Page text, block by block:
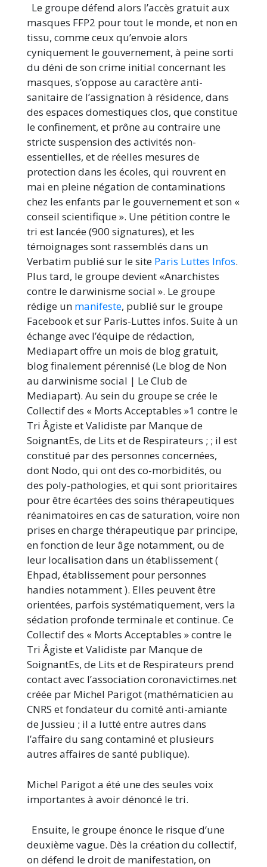
Le groupe défend alors l’accès gratuit aux
masques FFP2 pour tout le monde, et non en
tissu, comme ceux qu’envoie alors
cyniquement le gouvernement, à peine sorti
du déni de son crime initial concernant les
masques, s’oppose au caractère anti-
sanitaire de l’assignation à résidence, dans
des espaces domestiques clos, que constitue
le confinement, et prône au contraire une
stricte suspension des activités non-
essentielles, et de réelles mesures de
protection dans les écoles, qui rouvrent en
mai en pleine négation de contaminations
chez les enfants par le gouvernement et son «
conseil scientifique ». Une pétition contre le
tri est lancée (900 signatures), et les
témoignages sont rassemblés dans un
Verbatim publié sur le site Paris Luttes Infos.
Plus tard, le groupe devient «Anarchistes
contre le darwinisme social ». Le groupe
rédige un manifeste, publié sur le groupe
Facebook et sur Paris-Luttes infos. Suite à un
échange avec l’équipe de rédaction,
Mediapart offre un mois de blog gratuit,
blog finalement pérennisé (Le blog de Non
au darwinisme social | Le Club de
Mediapart). Au sein du groupe se crée le
Collectif des « Morts Acceptables »1 contre le
Tri Âgiste et Validiste par Manque de
SoignantEs, de Lits et de Respirateurs ; ; il est
constitué par des personnes concernées,
dont Nodo, qui ont des co-morbidités, ou
des poly-pathologies, et qui sont prioritaires
pour être écartées des soins thérapeutiques
réanimatoires en cas de saturation, voire non
prises en charge thérapeutique par principe,
en fonction de leur âge notamment, ou de
leur localisation dans un établissement (
Ehpad, établissement pour personnes
handies notamment ). Elles peuvent être
orientées, parfois systématiquement, vers la
sédation profonde terminale et continue. Ce
Collectif des « Morts Acceptables » contre le
Tri Âgiste et Validiste par Manque de
SoignantEs, de Lits et de Respirateurs prend
contact avec l’association coronavictimes.net
créée par Michel Parigot (mathématicien au
CNRS et fondateur du comité anti-amiante
de Jussieu ; il a lutté entre autres dans
l’affaire du sang contaminé et plusieurs
autres affaires de santé publique).
Michel Parigot a été une des seules voix
importantes à avoir dénoncé le tri.
Ensuite, le groupe énonce le risque d’une
deuxième vague. Dès la création du collectif,
on défend le droit de manifestation, on